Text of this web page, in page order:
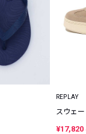
REPLAY
スウェ
¥17,820